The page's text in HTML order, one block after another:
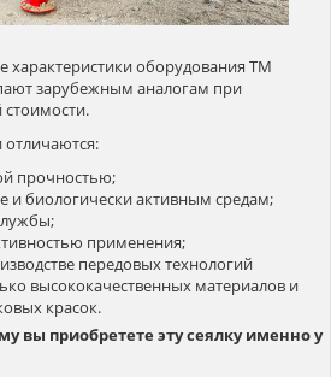
характеристики оборудования ТМ
зарубежным аналогам при
стоимости.
отличаются:
прочностью;
и биологически активным средам;
применения;
передовых технологий
высококачественных материалов и
красок.
вы приобретете эту сеялку именно у